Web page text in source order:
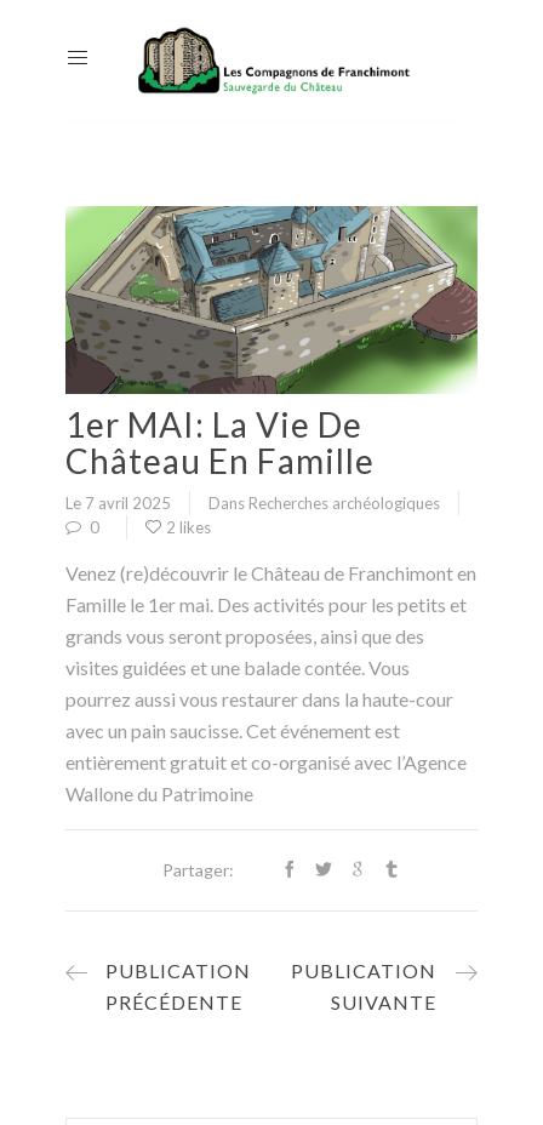
1er MAI: La Vie De
Château En Famille
Le 7 avril 2025 Dans Recherches archéologiques
0
2 likes
Venez (re)découvrir le Château de Franchimont en
Famille le 1er mai. Des activités pour les petits et
grands vous seront proposées, ainsi que des
visites guidées et une balade contée. Vous
pourrez aussi vous restaurer dans la haute-cour
avec un pain saucisse. Cet événement est
entièrement gratuit et co-organisé avec l’Agence
Wallone du Patrimoine
Partager:
PUBLICATION
PRÉCÉDENTE
PUBLICATION
SUIVANTE